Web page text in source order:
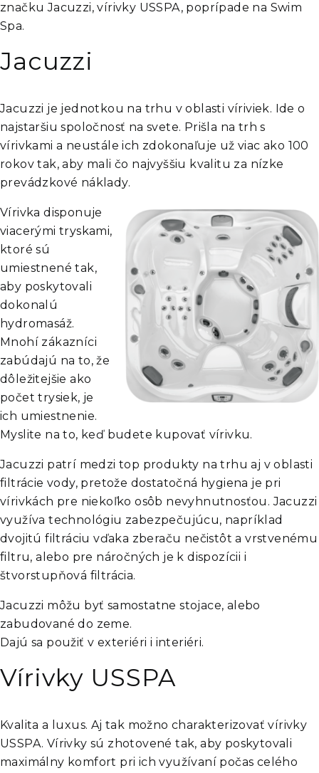
značku Jacuzzi, vírivky USSPA, poprípade na Swim
Spa.
Jacuzzi
Jacuzzi je jednotkou na trhu v oblasti víriviek. Ide o
najstaršiu spoločnosť na svete. Prišla na trh s
vírivkami a neustále ich zdokonaľuje už viac ako 100
rokov tak, aby mali čo najvyššiu kvalitu za nízke
prevádzkové náklady.
Vírivka disponuje
viacerými tryskami,
ktoré sú
umiestnené tak,
aby poskytovali
dokonalú
hydromasáž.
Mnohí zákazníci
zabúdajú na to, že
dôležitejšie ako
počet trysiek, je
ich umiestnenie.
Myslite na to, keď budete kupovať vírivku.
Jacuzzi patrí medzi top produkty na trhu aj v oblasti
filtrácie vody, pretože dostatočná hygiena je pri
vírivkách pre niekoľko osôb nevyhnutnosťou. Jacuzzi
využíva technológiu zabezpečujúcu, napríklad
dvojitú filtráciu vďaka zberaču nečistôt a vrstvenému
filtru, alebo pre náročných je k dispozícii i
štvorstupňová filtrácia.
Jacuzzi môžu byť samostatne stojace, alebo
zabudované do zeme.
Dajú sa použiť v exteriéri i interiéri.
Vírivky USSPA
Kvalita a luxus. Aj tak možno charakterizovať vírivky
USSPA. Vírivky sú zhotovené tak, aby poskytovali
maximálny komfort pri ich využívaní počas celého